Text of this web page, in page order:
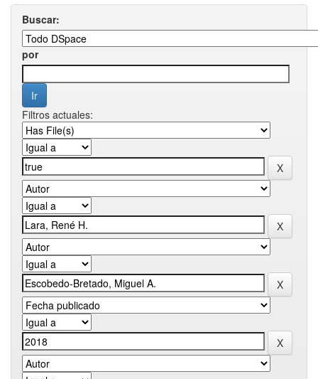
Buscar:
por
Filtros actuales: